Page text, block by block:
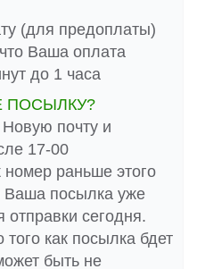
(для предоплаты)
Ваша оплата
до 1 часа
ПОСЫЛКУ?
почту и
17-00
раньше этого
Ваша посылка уже
отправки сегодня.
как посылка бдет
быть не